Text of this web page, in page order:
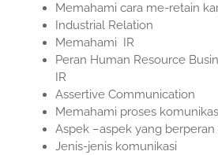
Memahami cara me-retain
Industrial Relation
Memahami IR
Peran Human Resource
IR
Assertive Communication
Memahami proses
Aspek –aspek yang
Jenis-jenis komunikasi